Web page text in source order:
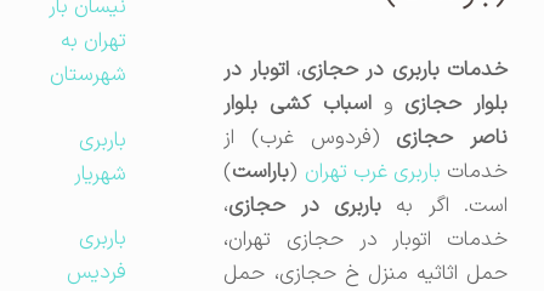
خدمات باربری در حجازی،اتوبار در
بلوار حجازیواسباب کشی بلوار
ناصر حجازی(فردوس غرب) از
خدماتباربری غرب تهران(باراست)
است. اگر به
باربری در حجازی،
خدمات اتوبار در حجازی تهران،
حمل اثاثیه منزل خ حجازی،‌ حمل
نیسان بار
تهران به
شهرستان
باربری
شهریار
باربری
فردیس